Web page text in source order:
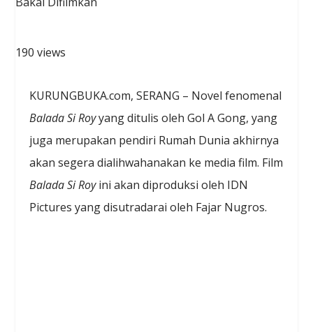
190 views
KURUNGBUKA.com, SERANG – Novel fenomenal
Balada Si Royyang ditulis oleh Gol A Gong, yang
juga merupakan pendiri Rumah Dunia akhirnya
akan segera dialihwahanakan ke media film. Film
Balada Si Royini akan diproduksi oleh IDN
Pictures yang disutradarai oleh Fajar Nugros.